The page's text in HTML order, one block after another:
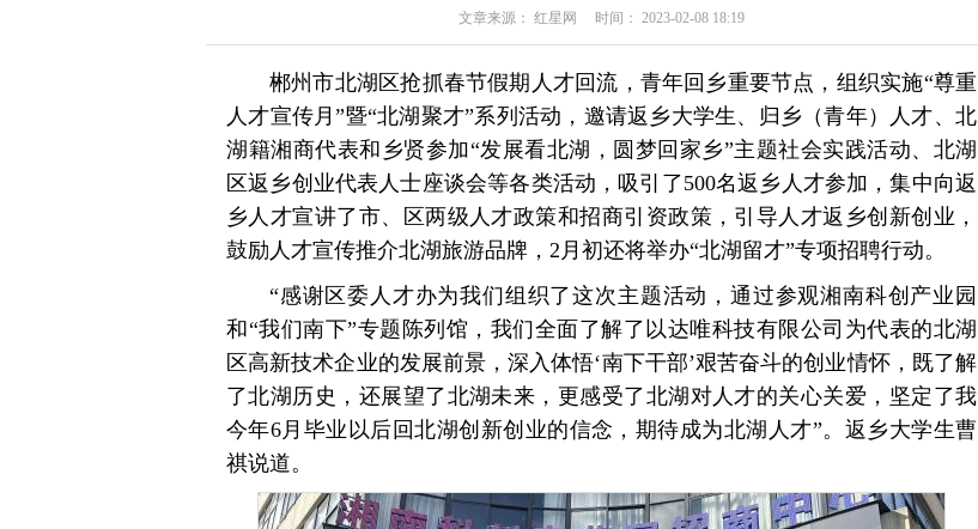
文章来源： 红星网 时间： 2023-02-08 18:19
郴州市北湖区抢抓春节假期人才回流，青年回乡重要节点，组织实施“尊重
人才宣传月”暨“北湖聚才”系列活动，邀请返乡大学生、归乡（青年）人才、北
湖籍湘商代表和乡贤参加“发展看北湖，圆梦回家乡”主题社会实践活动、北湖
区返乡创业代表人士座谈会等各类活动，吸引了500名返乡人才参加，集中向返
乡人才宣讲了市、区两级人才政策和招商引资政策，引导人才返乡创新创业，
鼓励人才宣传推介北湖旅游品牌，2月初还将举办“北湖留才”专项招聘行动。
“感谢区委人才办为我们组织了这次主题活动，通过参观湘南科创产业园
和“我们南下”专题陈列馆，我们全面了解了以达唯科技有限公司为代表的北湖
区高新技术企业的发展前景，深入体悟‘南下干部’艰苦奋斗的创业情怀，既了解
了北湖历史，还展望了北湖未来，更感受了北湖对人才的关心关爱，坚定了我
今年6月毕业以后回北湖创新创业的信念，期待成为北湖人才”。返乡大学生曹
祺说道。